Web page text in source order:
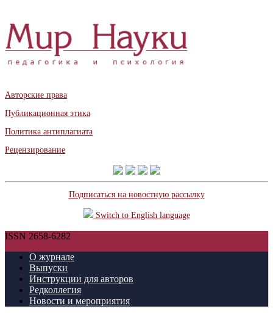
Авторские права
Публикационная этика
Политика антиплагиата
Рецензирование
Подписаться на новостную рассылку
Switch to English language
ISSN 2658-6282
О журнале
Выпуски
Инструкции для авторов
Редколлегия
Новости и мероприятия